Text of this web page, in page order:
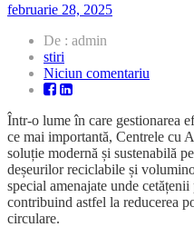
februarie 28, 2025
De : admin
stiri
Niciun comentariu
CAV-
urile
cu
Aport
Într-o lume în care gestionarea
ce mai importantă, Centrele cu
soluție modernă și sustenabilă
deșeurilor reciclabile și
special amenajate unde
contribuind astfel la reducerea
circulare.